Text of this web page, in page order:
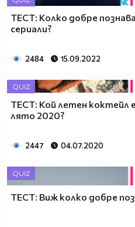
ТЕСТ: Колко добре
сериали?
2484 15.09.2022
QUIZ
ТЕСТ: Кой летен коктейл
лято 2020?
2447 04.07.2020
QUIZ
ТЕСТ: Виж колко добре